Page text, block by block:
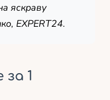
яскраву
EXPERT24.
за 1